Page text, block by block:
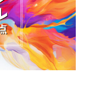
平日：9:00~17:45